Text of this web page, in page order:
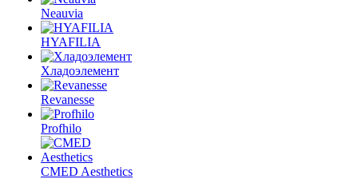
Neauvia
HYAFILIA
Хладоэлемент
Revanesse
Profhilo
CMED Aesthetics